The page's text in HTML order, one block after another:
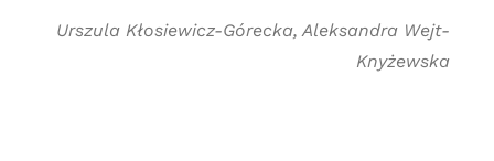
Urszula Kłosiewicz-Górecka, Aleksandra Wejt-
Knyżewska